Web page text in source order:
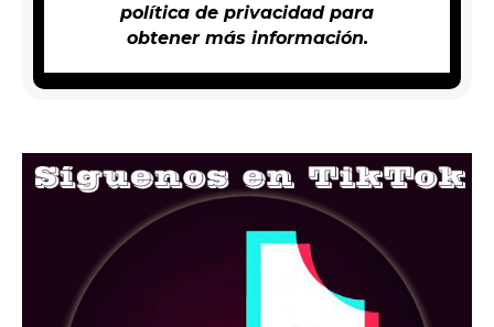
política de privacidadpara
obtener más información.